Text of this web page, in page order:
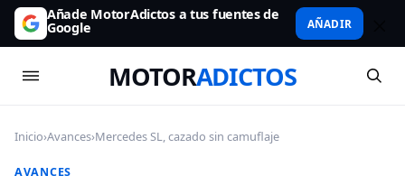
Añade MotorAdictos a tus fuentes de
Google AÑADIR
MOTORADICTOS
Inicio›Avances›Mercedes SL, cazado sin camuflaje
AVANCES